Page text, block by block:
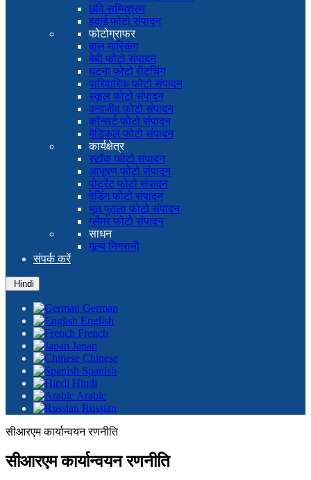
छवि सम्मिश्रण
हवाई फोटो संपादन
फोटोग्राफर
बाल मास्किंग
बेबी फोटो संपादन
घटना फोटो रीटचिंग
पारिवारिक फोटो संपादन
स्कूल फोटो संपादन
वन्यजीव फोटो संपादन
कॉन्सर्ट फोटो संपादन
मेडिकल फोटो संपादन
कार्यक्षेत्र
स्टॉक फोटो संपादन
आभूषण फोटो संपादन
पोर्ट्रेट फोटो संपादन
वेडिंग फोटो संपादन
भूत पुतला फोटो संपादन
ग्लैमर फोटो संपादन
साधन
मूल्य निगरानी
संपर्क करें
Hindi
German
English
French
Japan
Chinese
Spanish
Hindi
Arabic
Russian
सीआरएम कार्यान्वयन रणनीति
सीआरएम कार्यान्वयन रणनीति